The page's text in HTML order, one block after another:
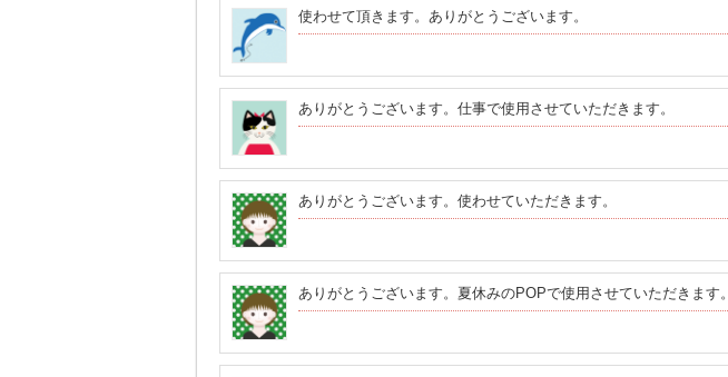
使わせて頂きます。ありがとうございます。
ありがとうございます。仕事で使用させていただきます。
ありがとうございます。使わせていただきます。
ありがとうございます。夏休みのPOPで使用させていただきます。